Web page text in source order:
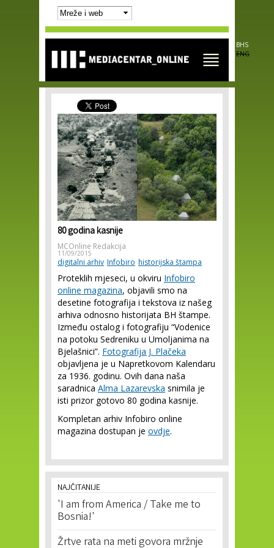
Skip to
main
content
BHS
ENG
80 godina kasnije
MCOnline Redakcija
11/09/2015
digitalni arhiv Infobiro historijska štampa
Proteklih mjeseci, u okviru Infobiro
online magazina, objavili smo na
desetine fotografija i tekstova iz našeg
arhiva odnosno historijata BH štampe.
Između ostalog i fotografiju “Vodenice
na potoku Sedreniku u Umoljanima na
Bjelašnici”. Fotografija J. Plačeka
objavljena je u Napretkovom Kalendaru
za 1936. godinu. Ovih dana naša
saradnica Alma Lazarevska snimila je
isti prizor gotovo 80 godina kasnije.
Kompletan arhiv Infobiro online
magazina dostupan je ovdje.
NAJČITANIJE
'I am from America / Take me to
Bosnia!'
Žrtve rata na meti govora mržnje